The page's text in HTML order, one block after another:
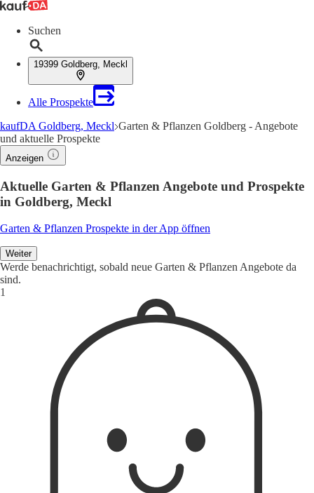
Suchen
19399 Goldberg, Meckl
Alle Prospekte
kaufDA Goldberg, Meckl Garten & Pflanzen Goldberg - Angebote
und aktuelle Prospekte
Anzeigen
Aktuelle Garten & Pflanzen Angebote und Prospekte
in Goldberg, Meckl
Garten & Pflanzen Prospekte in der App öffnen
Weiter
Werde benachrichtigt, sobald neue Garten & Pflanzen Angebote da
sind.